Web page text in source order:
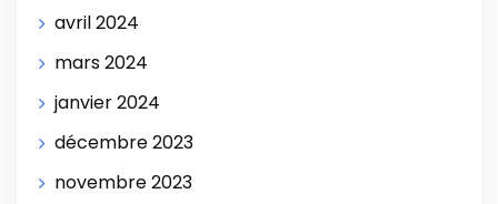
avril 2024
mars 2024
janvier 2024
décembre 2023
novembre 2023